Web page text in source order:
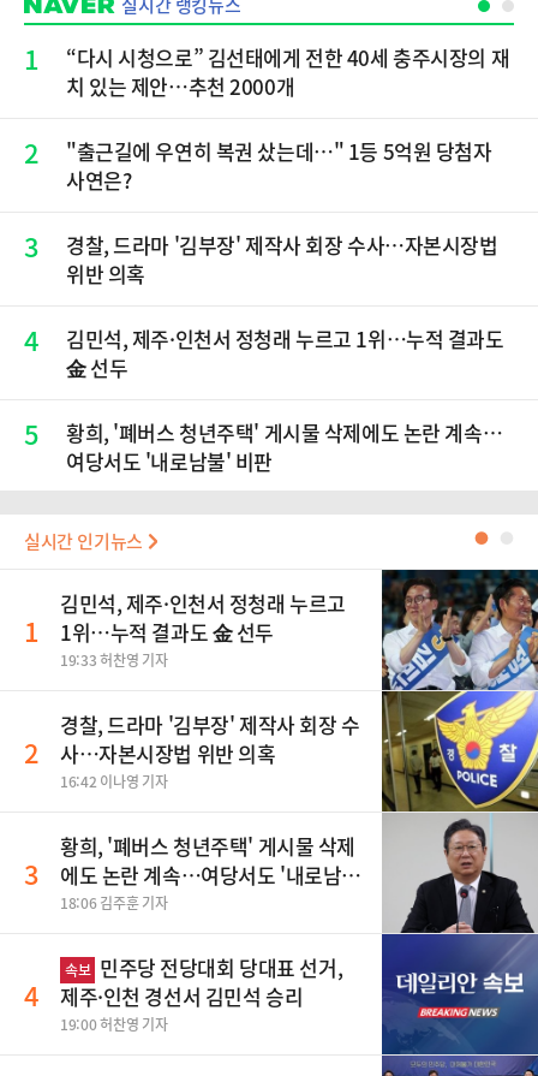
1
“다시 시청으로” 김선태에게 전한 40세 충주시장의 재
치 있는 제안…추천 2000개
2
"출근길에 우연히 복권 샀는데…" 1등 5억원 당첨자
사연은?
3
경찰, 드라마 '김부장' 제작사 회장 수사…자본시장법
위반 의혹
4
김민석, 제주·인천서 정청래 누르고 1위…누적 결과도
金 선두
5
황희, '폐버스 청년주택' 게시물 삭제에도 논란 계속…
여당서도 '내로남불' 비판
실시간 인기뉴스 ●
1
김민석, 제주·인천서 정청래 누르고
1위…누적 결과도 金 선두
19:33 허찬영 기자
2
경찰, 드라마 '김부장' 제작사 회장 수
사…자본시장법 위반 의혹
16:42 이나영 기자
3
황희, '폐버스 청년주택' 게시물 삭제
에도 논란 계속…여당서도 '내로남
불' 비판
18:06 김주훈 기자
4
속보 민주당 전당대회 당대표 선거,
제주·인천 경선서 김민석 승리
19:00 허찬영 기자